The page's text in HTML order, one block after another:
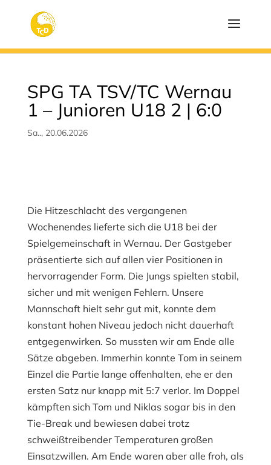
SPG TA TSV/TC Wernau
1 – Junioren U18 2 | 6:0
Sa.., 20.06.2026
Die Hitzeschlacht des vergangenen
Wochenendes lieferte sich die U18 bei der
Spielgemeinschaft in Wernau. Der Gastgeber
präsentierte sich auf allen vier Positionen in
hervorragender Form. Die Jungs spielten stabil,
sicher und mit wenigen Fehlern. Unsere
Mannschaft hielt sehr gut mit, konnte dem
konstant hohen Niveau jedoch nicht dauerhaft
entgegenwirken. So mussten wir am Ende alle
Sätze abgeben. Immerhin konnte Tom in seinem
Einzel die Partie lange offenhalten, ehe er den
ersten Satz nur knapp mit 5:7 verlor. Im Doppel
kämpften sich Tom und Niklas sogar bis in den
Tie-Break und bewiesen dabei trotz
schweißtreibender Temperaturen großen
Einsatzwillen. Am Ende waren aber alle froh, als